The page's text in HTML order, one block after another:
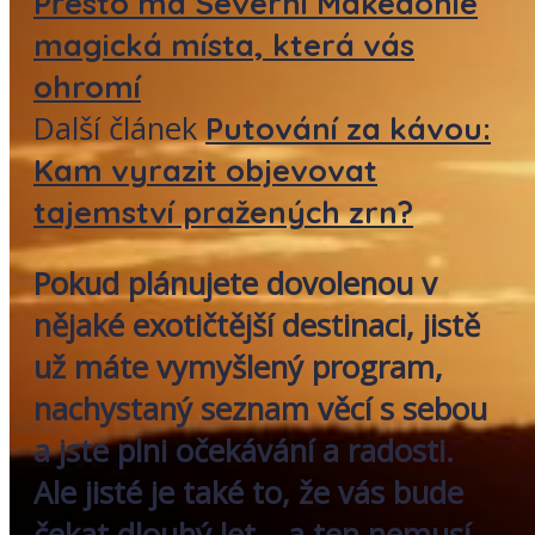
magická místa, která vás
ohromí
Další článek Putování za kávou:
Kam vyrazit objevovat
tajemství pražených zrn?
Pokud plánujete dovolenou v
nějaké exotičtější destinaci, jistě
už máte vymyšlený program,
nachystaný seznam věcí s sebou
a jste plni očekávání a radosti.
Ale jisté je také to, že vás bude